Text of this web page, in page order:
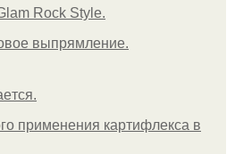
Rock Style.
выпрямление.
применения картифлекса в